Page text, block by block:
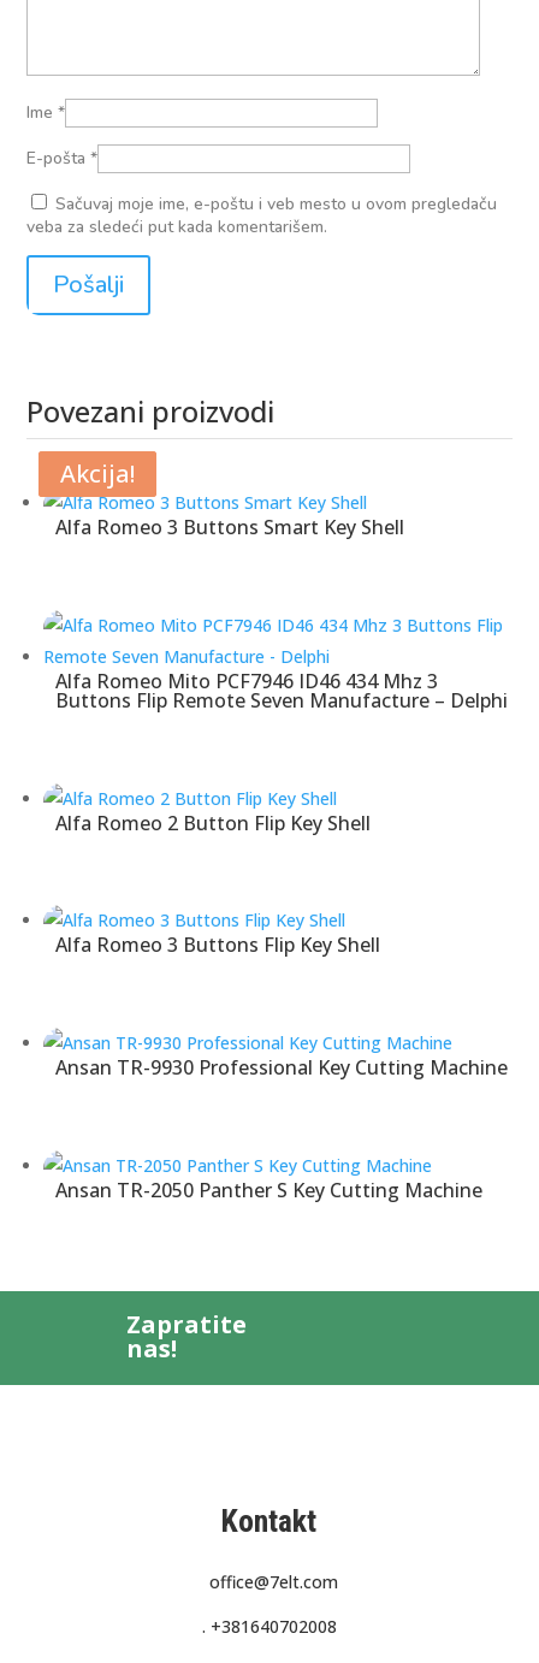
Ime*
E-pošta*
Sačuvaj moje ime, e-poštu i veb mesto u ovom pregledaču
veba za sledeći put kada komentarišem.
Povezani proizvodi
Povezani proizvodi
Akcija!
Alfa Romeo 3 Buttons Smart Key Shell
Akcija!
Alfa Romeo Mito PCF7946 ID46 434 Mhz 3
Buttons Flip Remote Seven Manufacture – Delphi
Alfa Romeo 2 Button Flip Key Shell
Alfa Romeo 3 Buttons Flip Key Shell
Ansan TR-9930 Professional Key Cutting Machine
Ansan TR-2050 Panther S Key Cutting Machine
Zapratite
nas!
Kontakt
office@7elt.com
. +381640702008